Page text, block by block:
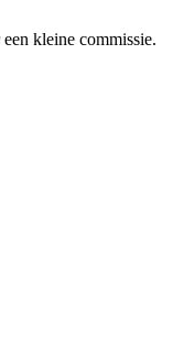
kleine commissie.